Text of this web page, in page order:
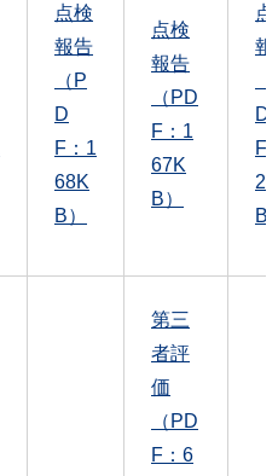
点検
報告
（P
D
F：1
68K
B）
点検
報告
（PD
F：1
67K
B）
報
D
F
B
第三
者評
価
（PD
F：6